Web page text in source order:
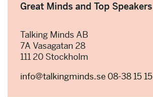
Great Minds and Top Speakers
Talking Minds AB
7A Vasagatan 28
111 20 Stockholm
info@talkingminds.se08-38 15 15